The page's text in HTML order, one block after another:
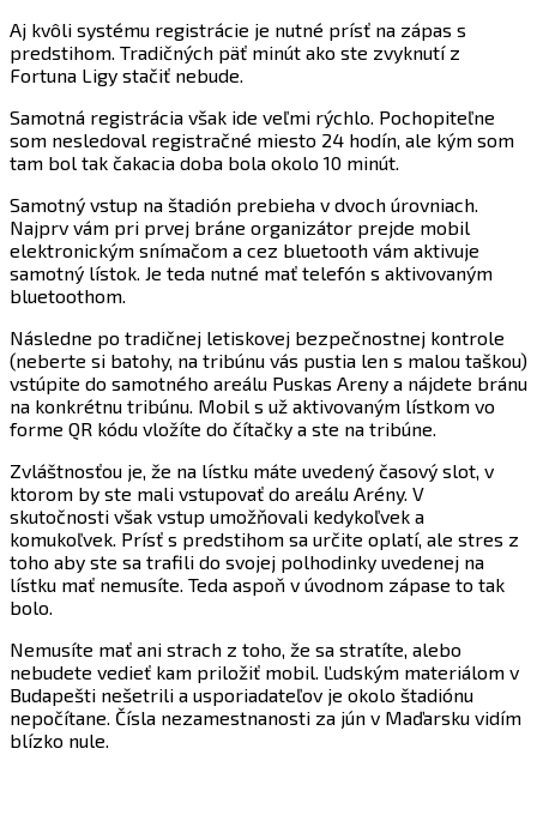
Aj kvôli systému registrácie je nutné prísť na zápas s
predstihom. Tradičných päť minút ako ste zvyknutí z
Fortuna Ligy stačiť nebude.
Samotná registrácia však ide veľmi rýchlo. Pochopiteľne
som nesledoval registračné miesto 24 hodín, ale kým som
tam bol tak čakacia doba bola okolo 10 minút.
Samotný vstup na štadión prebieha v dvoch úrovniach.
Najprv vám pri prvej bráne organizátor prejde mobil
elektronickým snímačom a cez bluetooth vám aktivuje
samotný lístok. Je teda nutné mať telefón s aktivovaným
bluetoothom.
Následne po tradičnej letiskovej bezpečnostnej kontrole
(neberte si batohy, na tribúnu vás pustia len s malou taškou)
vstúpite do samotného areálu Puskas Areny a nájdete bránu
na konkrétnu tribúnu. Mobil s už aktivovaným lístkom vo
forme QR kódu vložíte do čítačky a ste na tribúne.
Zvláštnosťou je, že na lístku máte uvedený časový slot, v
ktorom by ste mali vstupovať do areálu Arény. V
skutočnosti však vstup umožňovali kedykoľvek a
komukoľvek. Prísť s predstihom sa určite oplatí, ale stres z
toho aby ste sa trafili do svojej polhodinky uvedenej na
lístku mať nemusíte. Teda aspoň v úvodnom zápase to tak
bolo.
Nemusíte mať ani strach z toho, že sa stratíte, alebo
nebudete vedieť kam priložiť mobil. Ľudským materiálom v
Budapešti nešetrili a usporiadateľov je okolo štadiónu
nepočítane. Čísla nezamestnanosti za jún v Maďarsku vidím
blízko nule.